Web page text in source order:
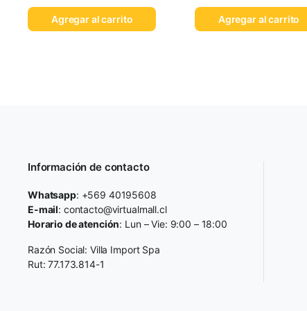
Agregar al carrito Agregar al carrito
Información de contacto
Whatsapp: +569 40195608
E-mail: contacto@virtualmall.cl
Horario de atención: Lun – Vie: 9:00 – 18:00
Razón Social: Villa Import Spa
Rut: 77.173.814-1